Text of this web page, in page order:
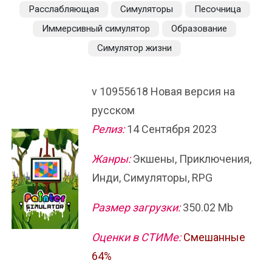
Расслабляющая
Симуляторы
Песочница
Иммерсивный симулятор
Образование
Симулятор жизни
v 10955618 Новая версия на
русском
Релиз:14 Сентября 2023
Жанры:Экшены, Приключения,
Инди, Симуляторы, RPG
Размер загрузки:350.02 Mb
Оценки в СТИМе: Смешанные
64%